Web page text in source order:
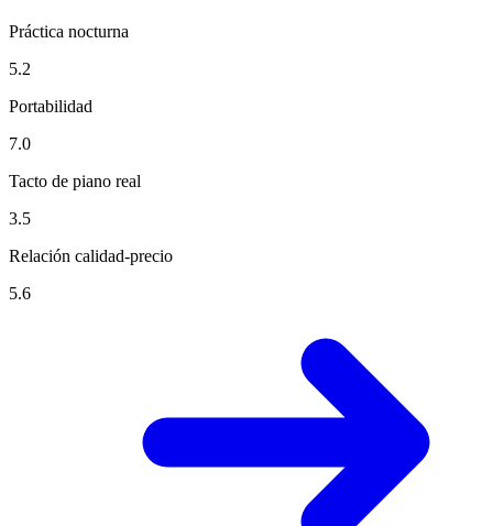
Práctica nocturna
5.2
Portabilidad
7.0
Tacto de piano real
3.5
Relación calidad-precio
5.6